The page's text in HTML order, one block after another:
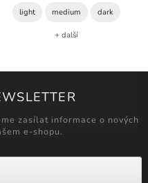
light medium dark
+ další
zasílat informace o nových
e-shopu.